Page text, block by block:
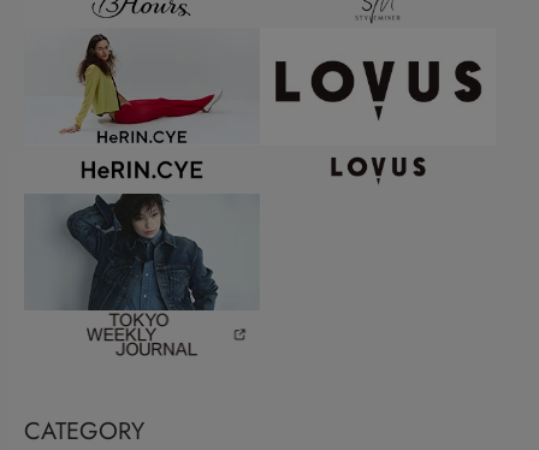
CATEGORY